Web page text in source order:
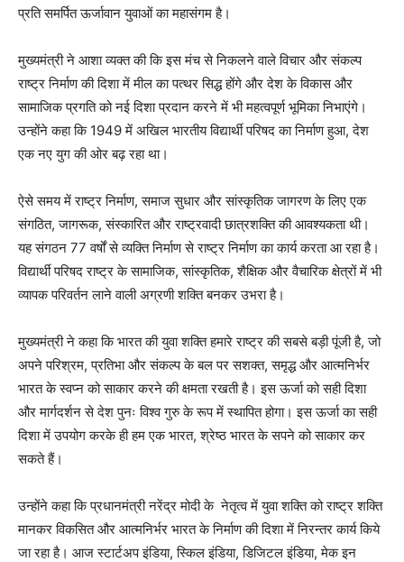
प्रति समर्पित ऊर्जावान युवाओं का महासंगम है।
मुख्यमंत्री ने आशा व्यक्त की कि इस मंच से निकलने वाले विचार और संकल्प
राष्ट्र निर्माण की दिशा में मील का पत्थर सिद्ध होंगे और देश के विकास और
सामाजिक प्रगति को नई दिशा प्रदान करने में भी महत्वपूर्ण भूमिका निभाएंगे।
उन्होंने कहा कि 1949 में अखिल भारतीय विद्यार्थी परिषद का निर्माण हुआ, देश
एक नए युग की ओर बढ़ रहा था।
ऐसे समय में राष्ट्र निर्माण, समाज सुधार और सांस्कृतिक जागरण के लिए एक
संगठित, जागरूक, संस्कारित और राष्ट्रवादी छात्रशक्ति की आवश्यकता थी।
यह संगठन 77 वर्षों से व्यक्ति निर्माण से राष्ट्र निर्माण का कार्य करता आ रहा है।
विद्यार्थी परिषद राष्ट्र के सामाजिक, सांस्कृतिक, शैक्षिक और वैचारिक क्षेत्रों में भी
व्यापक परिवर्तन लाने वाली अग्रणी शक्ति बनकर उभरा है।
मुख्यमंत्री ने कहा कि भारत की युवा शक्ति हमारे राष्ट्र की सबसे बड़ी पूंजी है, जो
अपने परिश्रम, प्रतिभा और संकल्प के बल पर सशक्त, समृद्ध और आत्मनिर्भर
भारत के स्वप्न को साकार करने की क्षमता रखती है। इस ऊर्जा को सही दिशा
और मार्गदर्शन से देश पुनः विश्व गुरु के रूप में स्थापित होगा। इस ऊर्जा का सही
दिशा में उपयोग करके ही हम एक भारत, श्रेष्ठ भारत के सपने को साकार कर
सकते हैं।
उन्होंने कहा कि प्रधानमंत्री नरेंद्र मोदी के नेतृत्व में युवा शक्ति को राष्ट्र शक्ति
मानकर विकसित और आत्मनिर्भर भारत के निर्माण की दिशा में निरन्तर कार्य किये
जा रहा है। आज स्टार्टअप इंडिया, स्किल इंडिया, डिजिटल इंडिया, मेक इन